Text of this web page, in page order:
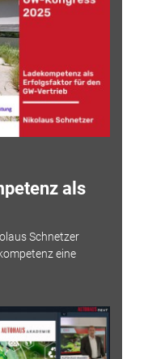
als
Schnetzer
eine